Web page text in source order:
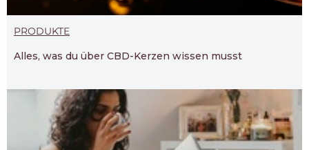
PRODUKTE
Alles, was du über CBD-Kerzen wissen musst